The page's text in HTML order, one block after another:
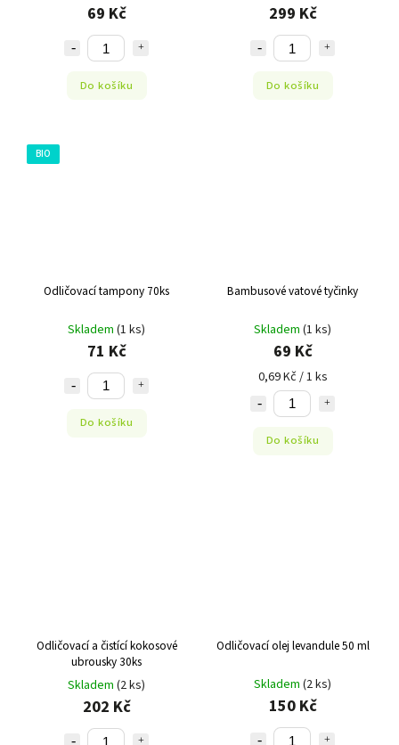
69 Kč
Do košíku
299 Kč
Do košíku
BIO
Odličovací tampony 70ks
Skladem (1 ks)
71 Kč
Do košíku
Bambusové vatové tyčinky
Skladem (1 ks)
69 Kč
0,69 Kč / 1 ks
Do košíku
Odličovací a čistící kokosové
ubrousky 30ks
Skladem (2 ks)
202 Kč
Odličovací olej levandule 50 ml
Skladem (2 ks)
150 Kč